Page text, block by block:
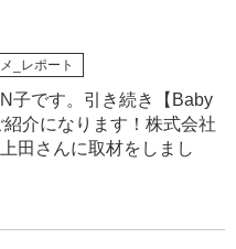
_レポート
子です。引き続き【Baby
介になります！株式会社
田さんに取材をしまし